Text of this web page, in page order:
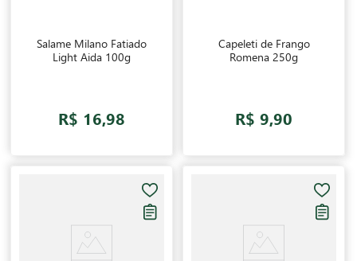
Salame Milano Fatiado
Light Aida 100g
R$ 16,98
Capeleti de Frango
Romena 250g
R$ 9,90